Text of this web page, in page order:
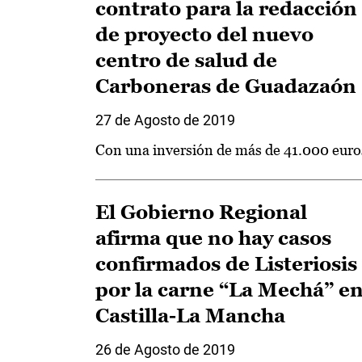
contrato para la redacción
de proyecto del nuevo
centro de salud de
Carboneras de Guadazaón
27 de Agosto de 2019
Con una inversión de más de 41.000
El Gobierno Regional
afirma que no hay casos
confirmados de Listeriosis
por la carne “La Mechá”
Castilla-La Mancha
26 de Agosto de 2019